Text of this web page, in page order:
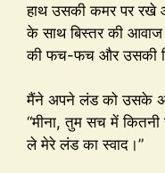
हाथ उसकी कमर पर रखे
के साथ बिस्तर की आवाज
की फच-फच और उसकी
मैंने अपने लंड को उसके
“मीना, तुम सच में कितनी
ले मेरे लंड का स्वाद।”